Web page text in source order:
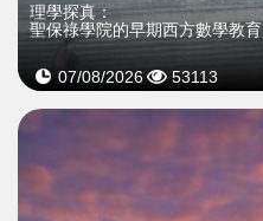
理學探真：
聖保祿學院的早期西方數學教育
07/08/2026 53113